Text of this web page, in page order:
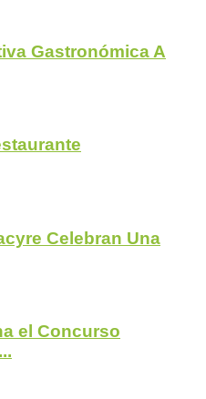
Gastronómica A
Celebran Una
el Concurso